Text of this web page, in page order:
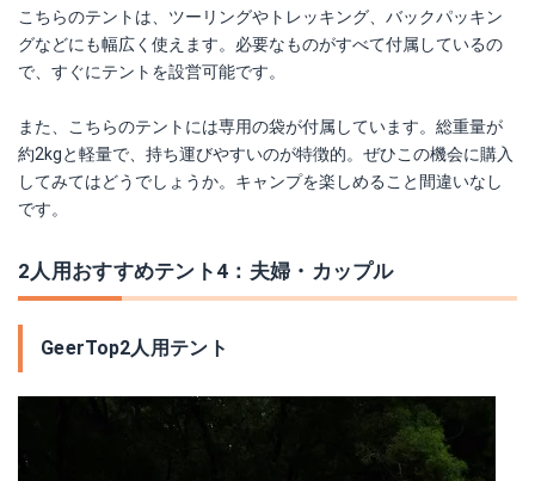
こちらのテントは、ツーリングやトレッキング、バックパッキン
グなどにも幅広く使えます。必要なものがすべて付属しているの
で、すぐにテントを設営可能です。
また、こちらのテントには専用の袋が付属しています。総重量が
約2kgと軽量で、持ち運びやすいのが特徴的。ぜひこの機会に購入
してみてはどうでしょうか。キャンプを楽しめること間違いなし
です。
2人用おすすめテント4：夫婦・カップル
GeerTop2人用テント